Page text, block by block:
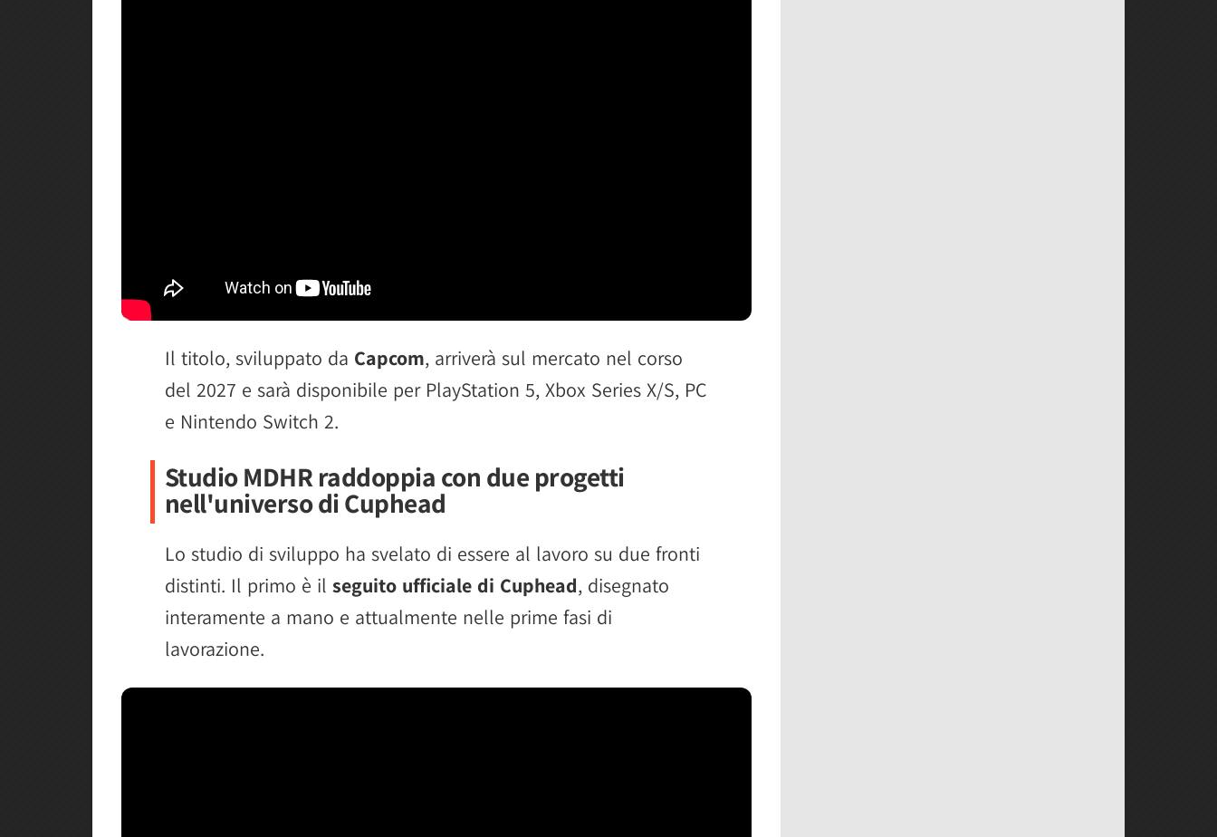
Il titolo, sviluppato da Capcom, arriverà sul mercato nel corso
del 2027 e sarà disponibile per PlayStation 5, Xbox Series X/S, PC
e Nintendo Switch 2.
Studio MDHR raddoppia con due progetti
nell'universo di Cuphead
Lo studio di sviluppo ha svelato di essere al lavoro su due fronti
distinti. Il primo è il seguito ufficiale di Cuphead, disegnato
interamente a mano e attualmente nelle prime fasi di
lavorazione.